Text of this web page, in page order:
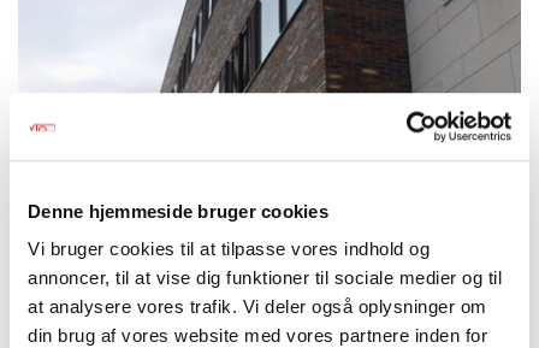
Denne hjemmeside bruger cookies
Vi bruger cookies til at tilpasse vores indhold og
annoncer, til at vise dig funktioner til sociale medier og til
at analysere vores trafik. Vi deler også oplysninger om
din brug af vores website med vores partnere inden for
Ophængt murværk